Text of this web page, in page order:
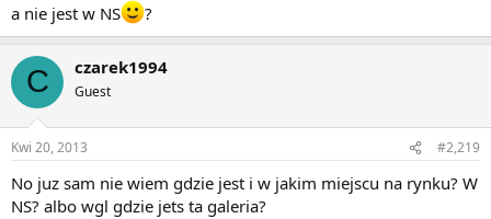
a nie jest w NS ?
C czarek1994
Guest
Kwi 20, 2013 #2,219
No juz sam nie wiem gdzie jest i w jakim miejscu na rynku? W
NS? albo wgl gdzie jets ta galeria?